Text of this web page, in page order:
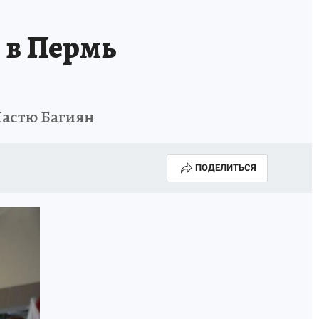
ВЫБОРЫ ГУБЕРНАТОРА
в Пермь
Багиян
ПОДЕЛИТЬСЯ